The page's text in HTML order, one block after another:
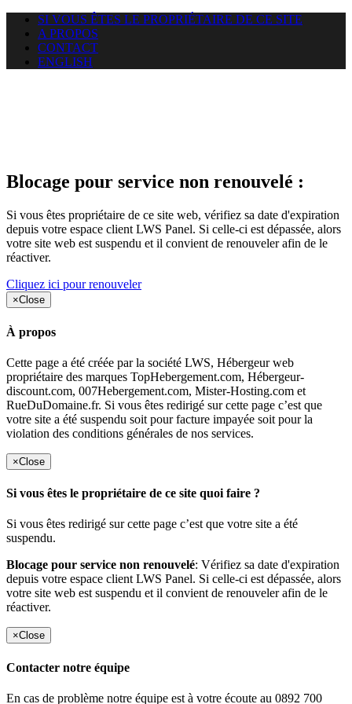
SI VOUS ÊTES LE PROPRIÉTAIRE DE CE SITE
A PROPOS
CONTACT
ENGLISH
Blocage pour service non renouvelé :
Si vous êtes propriétaire de ce site web, vérifiez sa date d'expiration
depuis votre espace client LWS Panel. Si celle-ci est dépassée, alors
votre site web est suspendu et il convient de renouveler afin de le
réactiver.
Cliquez ici pour renouveler
×Close
À propos
Cette page a été créée par la société LWS, Hébergeur web
propriétaire des marques TopHebergement.com, Hébergeur-
discount.com, 007Hebergement.com, Mister-Hosting.com et
RueDuDomaine.fr. Si vous êtes redirigé sur cette page c’est que
votre site a été suspendu soit pour facture impayée soit pour la
violation des conditions générales de nos services.
×Close
Si vous êtes le propriétaire de ce site quoi faire ?
Si vous êtes redirigé sur cette page c’est que votre site a été
suspendu.
Blocage pour service non renouvelé: Vérifiez sa date d'expiration
depuis votre espace client LWS Panel. Si celle-ci est dépassée, alors
votre site web est suspendu et il convient de renouveler afin de le
réactiver.
×Close
Contacter notre équipe
En cas de problème notre équipe est à votre écoute au 0892 700